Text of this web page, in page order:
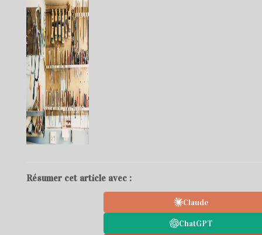
Résumer cet article avec :
Claude
ChatGPT